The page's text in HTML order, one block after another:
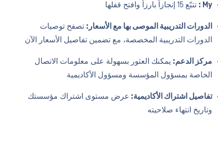
My : تتبّع 15 إنجازاً بارزاً وافتح قفلها
الدورات التدريبية الموصى بها مع الأسعار: تصفح توصيات
الدورات التدريبية المخصصة، مع تضمين تفاصيل الأسعار الآن
مركز الدعم: يمكنك العثور بسهولة على معلومات الاتصال
الخاصة بمسؤول المؤسسة ومسؤول الأكاديمية
تفاصيل اشتراك الأكاديمية: عرض مستوى اشتراك مؤسستك
وتاريخ انتهاء صلاحيته